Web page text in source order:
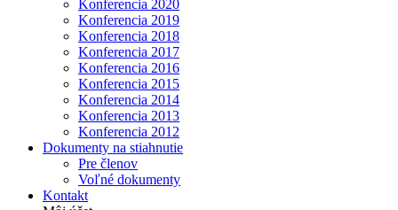
Konferencia 2020
Konferencia 2019
Konferencia 2018
Konferencia 2017
Konferencia 2016
Konferencia 2015
Konferencia 2014
Konferencia 2013
Konferencia 2012
Dokumenty na stiahnutie
Pre členov
Voľné dokumenty
Kontakt